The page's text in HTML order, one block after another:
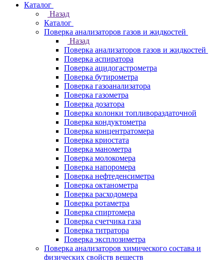
Каталог
Назад
Каталог
Поверка анализаторов газов и жидкостей
Назад
Поверка анализаторов газов и жидкостей
Поверка аспиратора
Поверка ацидогастрометра
Поверка бутирометра
Поверка газоанализатора
Поверка газометра
Поверка дозатора
Поверка колонки топливораздаточной
Поверка кондуктометра
Поверка концентратомера
Поверка криостата
Поверка манометра
Поверка молокомера
Поверка напоромера
Поверка нефтеденсиметра
Поверка октанометра
Поверка расходомера
Поверка ротаметра
Поверка спиртомера
Поверка счетчика газа
Поверка титратора
Поверка эксплозиметра
Поверка анализаторов химического состава и
физических свойств веществ